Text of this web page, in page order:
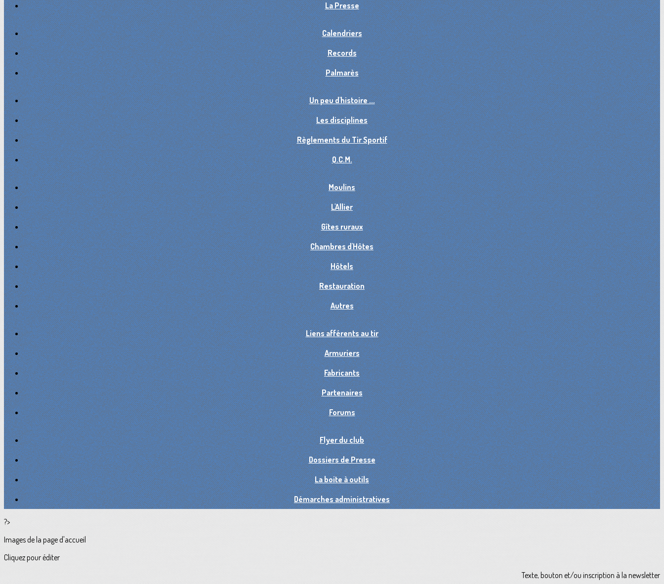
La Presse
Calendriers
Records
Palmarès
Un peu d'histoire ...
Les disciplines
Règlements du Tir Sportif
Q.C.M.
Moulins
L'Allier
Gîtes ruraux
Chambres d'Hôtes
Hôtels
Restauration
Autres
Liens afférents au tir
Armuriers
Fabricants
Partenaires
Forums
Flyer du club
Dossiers de Presse
La boite à outils
Démarches administratives
?>
Images de la page d'accueil
Cliquez pour éditer
Texte, bouton et/ou inscription à la newsletter